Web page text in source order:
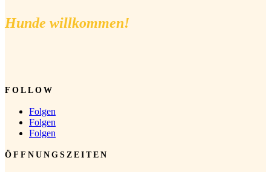
Hunde willkommen!
FOLLOW
Folgen
Folgen
Folgen
ÖFFNUNGSZEITEN